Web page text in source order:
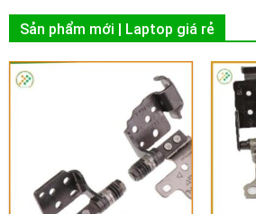
Sản phẩm mới | Laptop giá rẻ